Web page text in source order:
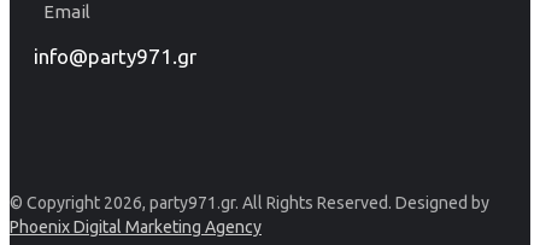
Email
info@party971.gr
© Copyright 2026, party971.gr. All Rights Reserved. Designed by
Phoenix Digital Marketing Agency